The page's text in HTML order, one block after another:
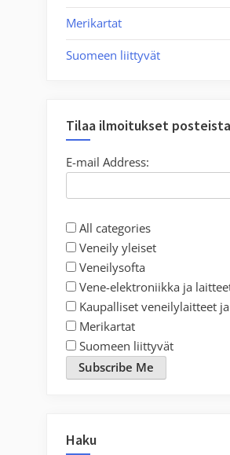
Merikartat
Suomeen liittyvät
Tilaa ilmoitukset posteista
E-mail Address:
All categories
Veneily yleiset
Veneilysofta
Vene-elektroniikka ja
Kaupalliset veneilylaitteet
Merikartat
Suomeen liittyvät
Subscribe Me
Haku